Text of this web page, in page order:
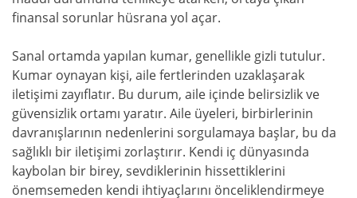
finansal sorunlar hüsrana yol açar.
Sanal ortamda yapılan kumar, genellikle gizli tutulur.
Kumar oynayan kişi, aile fertlerinden uzaklaşarak
iletişimi zayıflatır. Bu durum, aile içinde belirsizlik ve
güvensizlik ortamı yaratır. Aile üyeleri, birbirlerinin
davranışlarının nedenlerini sorgulamaya başlar, bu da
sağlıklı bir iletişimi zorlaştırır. Kendi iç dünyasında
kaybolan bir birey, sevdiklerinin hissettiklerini
önemsemeden kendi ihtiyaçlarını önceliklendirmeye